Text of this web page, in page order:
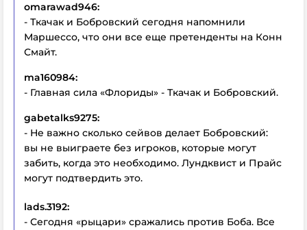
omarawad946:
- Ткачак и Бобровский сегодня напомнили
Маршессо, что они все еще претенденты на Конн
Смайт.
ma160984:
- Главная сила «Флориды» - Ткачак и Бобровский.
gabetalks9275:
- Не важно сколько сейвов делает Бобровский:
вы не выиграете без игроков, которые могут
забить, когда это необходимо. Лундквист и Прайс
могут подтвердить это.
lads.3192:
- Сегодня «рыцари» сражались против Боба. Все